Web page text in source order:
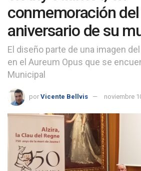
conmemoración del
aniversario de su
El diseño parte de una imagen
en el Aureum Opus que se
Municipal
por Vicente Bellvis noviembre